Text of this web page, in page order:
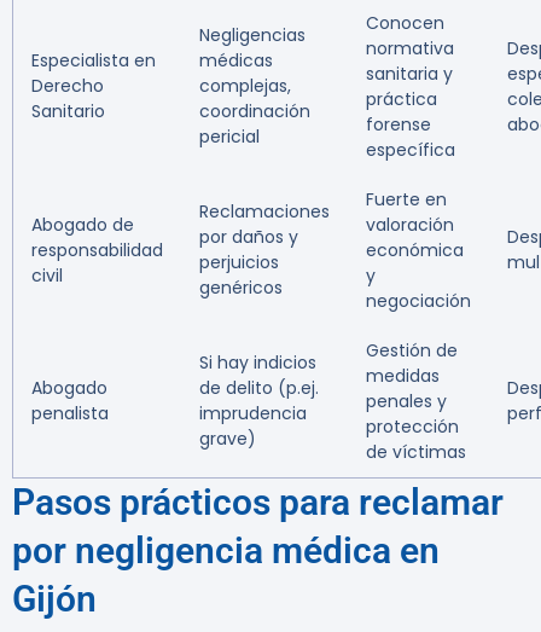
Especialista en
Derecho
Sanitario
Negligencias
médicas
complejas,
coordinación
pericial
Conocen
normativa
sanitaria y
práctica
forense
específica
Abogado de
responsabilidad
civil
Reclamaciones
por daños y
perjuicios
genéricos
Fuerte en
valoración
económica
y
negociación
Abogado
penalista
Si hay indicios
de delito (p.ej.
imprudencia
grave)
Gestión de
medidas
penales y
protección
de víctimas
Pasos prácticos para reclamar
por negligencia médica en
Gijón